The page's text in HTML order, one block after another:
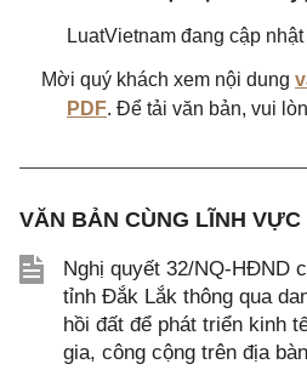
LuatVietnam đang cập
Mời quý khách xem nội dung
PDF. Để tải văn bản, vui
VĂN BẢN CÙNG LĨNH VỰC
Nghị quyết 32/NQ-HĐND
tỉnh Đắk Lắk thông qua
hồi đất để phát triển kinh
gia, công cộng trên địa